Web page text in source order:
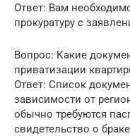
Ответ: Вам
прокуратуру с
Вопрос: Какие
приватизации
Ответ: Список
зависимости от
обычно требуются
свидетельство о